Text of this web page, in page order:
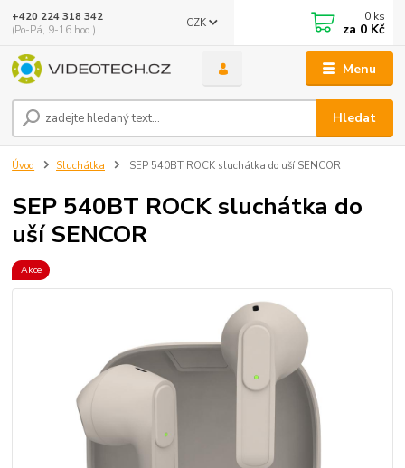
Menu
CZK
Hledat
+420 224 318 342
(Po-Pá, 9-16 hod.)
0 ks
za 0 Kč
Úvod Sluchátka SEP 540BT ROCK sluchátka do uší SENCOR
SEP 540BT ROCK sluchátka do
uší SENCOR
Akce